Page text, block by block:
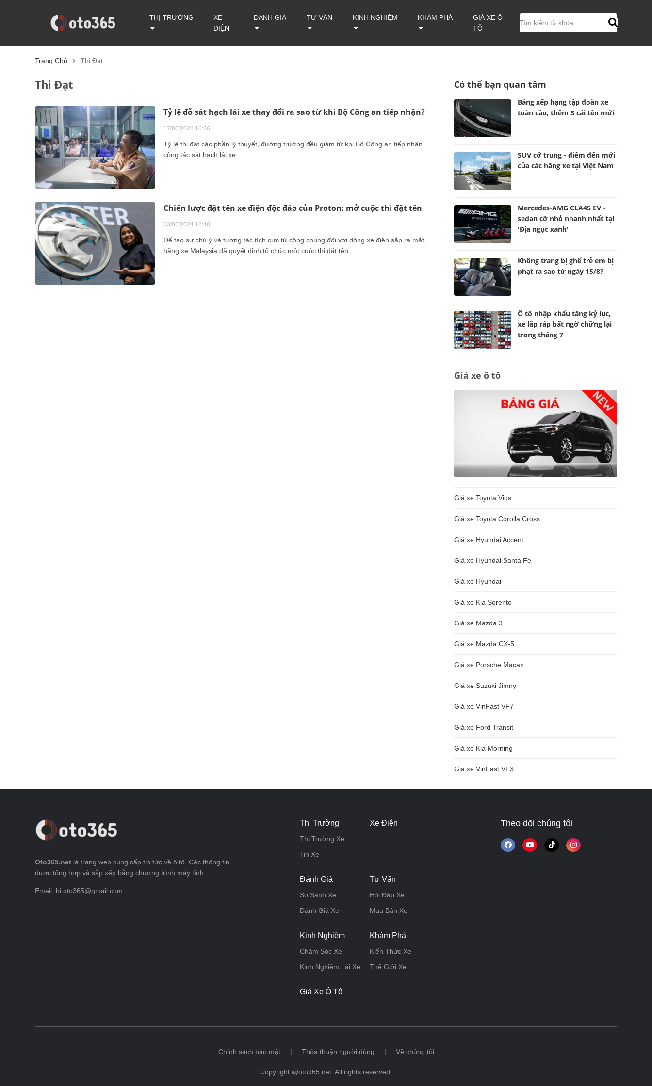
THỊ TRƯỜNG
XE
ĐIỆN
ĐÁNH GIÁ TƯ VẤN KINH NGHIỆM KHÁM PHÁ
GIÁ XE Ô
TÔ
Trang Chủ Thi Đạt
Thi Đạt
Tỷ lệ đỗ sát hạch lái xe thay đổi ra sao từ khi Bộ Công an tiếp nhận?
17/06/2026 16:36
Tỷ lệ thi đạt các phần lý thuyết, đường trường đều giảm từ khi Bộ Công an tiếp nhận
công tác sát hạch lái xe.
Chiến lược đặt tên xe điện độc đáo của Proton: mở cuộc thi đặt tên
03/06/2024 12:48
Để tạo sự chú ý và tương tác tích cực từ công chúng đối với dòng xe điện sắp ra mắt,
hãng xe Malaysia đã quyết định tổ chức một cuộc thi đặt tên.
Có thể bạn quan tâm
Bảng xếp hạng tập đoàn xe
toàn cầu, thêm 3 cái tên mới
SUV cỡ trung - điểm đến mới
của các hãng xe tại Việt Nam
Mercedes-AMG CLA45 EV -
sedan cỡ nhỏ nhanh nhất tại
'Địa ngục xanh'
Không trang bị ghế trẻ em bị
phạt ra sao từ ngày 15/8?
Ô tô nhập khẩu tăng kỷ lục,
xe lắp ráp bất ngờ chững lại
trong tháng 7
Giá xe ô tô
Giá xe Toyota Vios
Giá xe Toyota Corolla Cross
Giá xe Hyundai Accent
Giá xe Hyundai Santa Fe
Giá xe Hyundai
Giá xe Kia Sorento
Giá xe Mazda 3
Giá xe Mazda CX-5
Giá xe Porsche Macan
Giá xe Suzuki Jimny
Giá xe VinFast VF7
Giá xe Ford Transit
Giá xe Kia Morning
Giá xe VinFast VF3
Oto365.net là trang web cung cấp tin tức về ô tô. Các thông tin
được tổng hợp và sắp xếp bằng chương trình máy tính
Email: hi.oto365@gmail.com
Thị Trường
Thị Trường Xe
Tin Xe
Xe Điện
Đánh Giá
So Sánh Xe
Đánh Giá Xe
Tư Vấn
Hỏi Đáp Xe
Mua Bán Xe
Kinh Nghiệm
Chăm Sóc Xe
Kinh Nghiệm Lái Xe
Khám Phá
Kiến Thức Xe
Thế Giới Xe
Giá Xe Ô Tô
Theo dõi chúng tôi
Chính sách bảo mật | Thỏa thuận người dùng | Về chúng tôi
Copyright @oto365.net. All rights reserved.